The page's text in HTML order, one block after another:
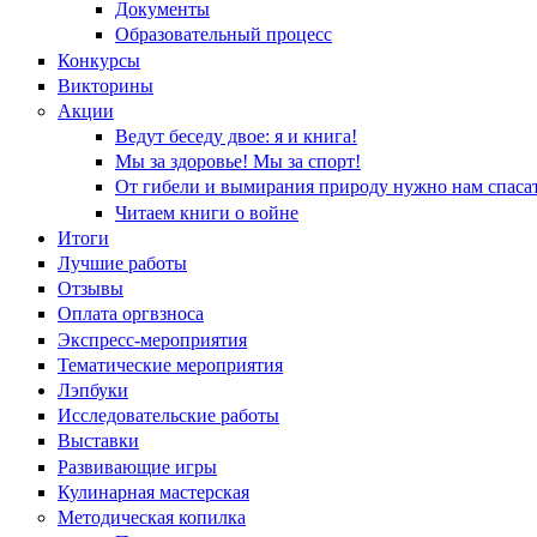
Документы
Образовательный процесс
Конкурсы
Викторины
Акции
Ведут беседу двое: я и книга!
Мы за здоровье! Мы за спорт!
От гибели и вымирания природу нужно нам
Читаем книги о войне
Итоги
Лучшие работы
Отзывы
Оплата оргвзноса
Экспресс-мероприятия
Тематические мероприятия
Лэпбуки
Исследовательские работы
Выставки
Развивающие игры
Кулинарная мастерская
Методическая копилка